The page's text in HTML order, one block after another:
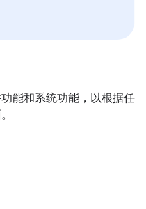
能和系统功能，以根据任